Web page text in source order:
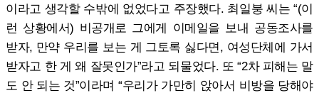
이라고 생각할 수밖에 없었다고 주장했다. 최일붕 씨는 “(이
런 상황에서) 비공개로 그에게 이메일을 보내 공동조사를
받자, 만약 우리를 보는 게 그토록 싫다면, 여성단체에 가서
받자고 한 게 왜 잘못인가”라고 되물었다. 또 “2차 피해는 말
도 안 되는 것”이라며 “우리가 가만히 앉아서 비방을 당해야